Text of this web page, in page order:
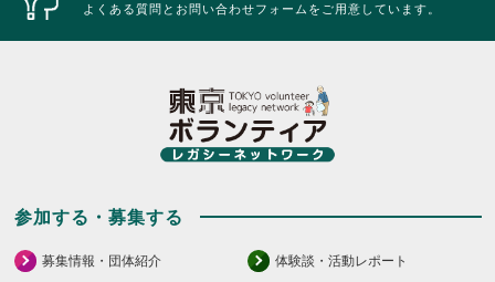
よくある質問とお問い合わせフォームをご用意しています。
参加する・募集する
募集情報・団体紹介 体験談・活動レポート